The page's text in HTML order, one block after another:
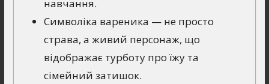
навчання.
Символіка вареника — не просто
страва, а живий персонаж, що
відображає турботу про їжу та
сімейний затишок.